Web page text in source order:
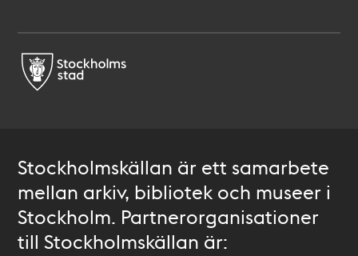
Stockholmskällan är ett samarbete
mellan arkiv, bibliotek och museer i
Stockholm. Partnerorganisationer
till Stockholmskällan är: